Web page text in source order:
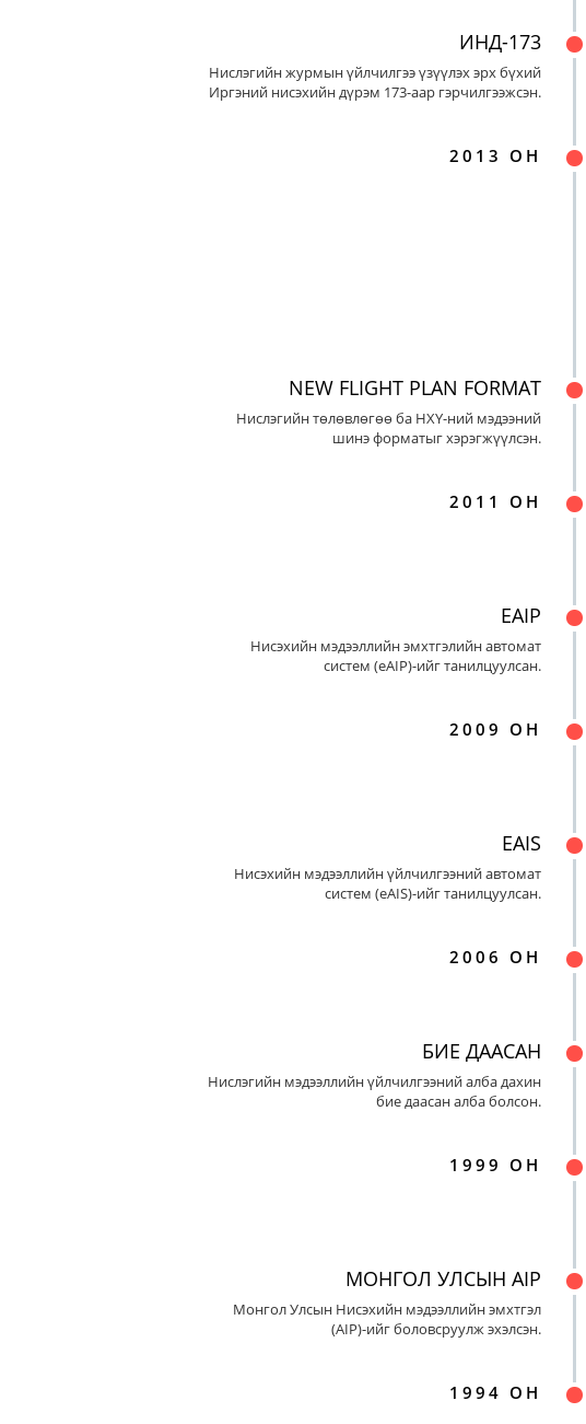
ИНД-173
Нислэгийн журмын үйлчилгээ үзүүлэх эрх бүхий
Иргэний нисэхийн дүрэм 173-аар гэрчилгээжсэн.
2013 ОН
NEW FLIGHT PLAN FORMAT
Нислэгийн төлөвлөгөө ба НХҮ-ний мэдээний
шинэ форматыг хэрэгжүүлсэн.
2011 ОН
EAIP
Нисэхийн мэдээллийн эмхтгэлийн автомат
систем (eAIP)-ийг танилцуулсан.
2009 ОН
EAIS
Нисэхийн мэдээллийн үйлчилгээний автомат
систем (eAIS)-ийг танилцуулсан.
2006 ОН
БИЕ ДААСАН
Нислэгийн мэдээллийн үйлчилгээний алба дахин
бие даасан алба болсон.
1999 ОН
МОНГОЛ УЛСЫН AIP
Монгол Улсын Нисэхийн мэдээллийн эмхтгэл
(AIP)-ийг боловсруулж эхэлсэн.
1994 ОН